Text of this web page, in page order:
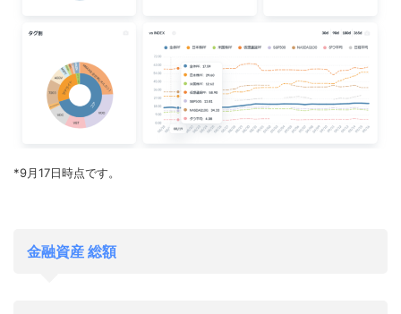
*9月17日時点です。
金融資産 総額